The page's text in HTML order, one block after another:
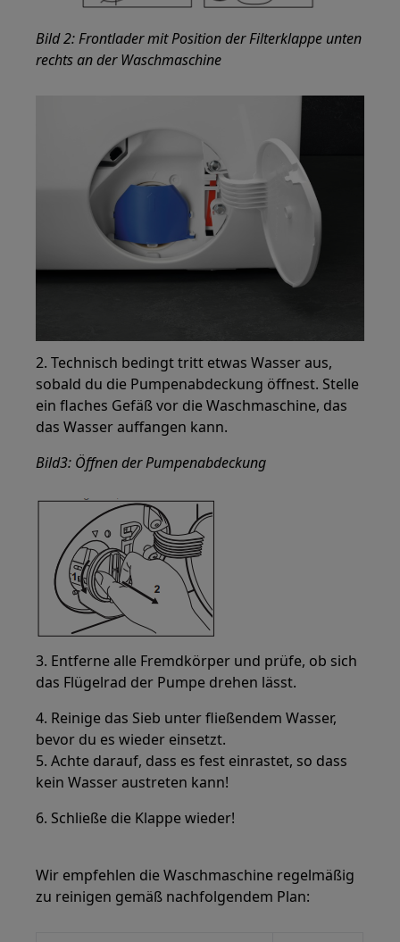
Bild 2: Frontlader mit Position der Filterklappe unten
rechts an der Waschmaschine
2. Technisch bedingt tritt etwas Wasser aus,
sobald du die Pumpenabdeckung öffnest. Stelle
ein flaches Gefäß vor die Waschmaschine, das
das Wasser auffangen kann.
Bild3: Öffnen der Pumpenabdeckung
3. Entferne alle Fremdkörper und prüfe, ob sich
das Flügelrad der Pumpe drehen lässt.
4. Reinige das Sieb unter fließendem Wasser,
bevor du es wieder einsetzt.
5. Achte darauf, dass es fest einrastet, so dass
kein Wasser austreten kann!
6. Schließe die Klappe wieder!
Wir empfehlen die Waschmaschine regelmäßig
zu reinigen gemäß nachfolgendem Plan: